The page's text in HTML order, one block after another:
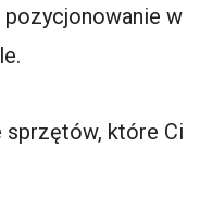
pozycjonowanie w
które Ci